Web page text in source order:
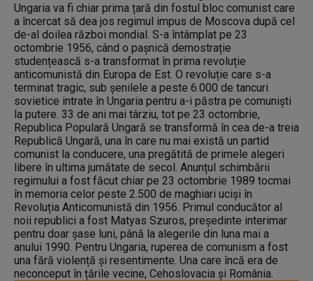
Ungaria va fi chiar prima țară din fostul bloc comunist care
a încercat să dea jos regimul impus de Moscova după cel
de-al doilea război mondial. S-a întâmplat pe 23
octombrie 1956, când o pașnică demostrație
studențească s-a transformat în prima revoluție
anticomunistă din Europa de Est. O revoluție care s-a
terminat tragic, sub șenilele a peste 6.000 de tancuri
sovietice intrate în Ungaria pentru a-i păstra pe comuniști
la putere. 33 de ani mai târziu, tot pe 23 octombrie,
Republica Populară Ungară se transformă în cea de-a treia
Republică Ungară, una în care nu mai există un partid
comunist la conducere, una pregătită de primele alegeri
libere în ultima jumătate de secol. Anunțul schimbării
regimului a fost făcut chiar pe 23 octombrie 1989 tocmai
în memoria celor peste 2.500 de maghiari uciși în
Revoluția Anticomunistă din 1956. Primul conducător al
noii republici a fost Matyas Szuros, președinte interimar
pentru doar șase luni, până la alegerile din luna mai a
anului 1990. Pentru Ungaria, ruperea de comunism a fost
una fără violență și resentimente. Una care încă era de
neconceput în țările vecine, Cehoslovacia și România.